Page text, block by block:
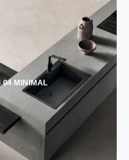
04 MINIMAL